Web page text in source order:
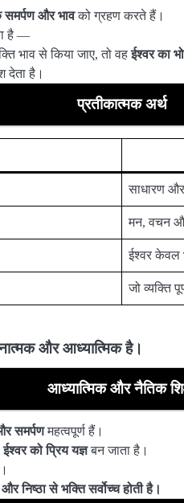
और भावको ग्रहण करते हैं।
है —
भाव से किया जाए, तो वहईश्वर का
देता है।
प्रतीकात्मक अर्थ
साधारण
मन, वचन
ईश्वर केवल
जो व्यक्ति
और आध्यात्मिक है।
आध्यात्मिक और नैतिक
समर्पणमहत्वपूर्ण हैं।
ईश्वर को प्रिय यज्ञबन जाता है।
निष्ठा से भक्ति सर्वोच्च होती है।